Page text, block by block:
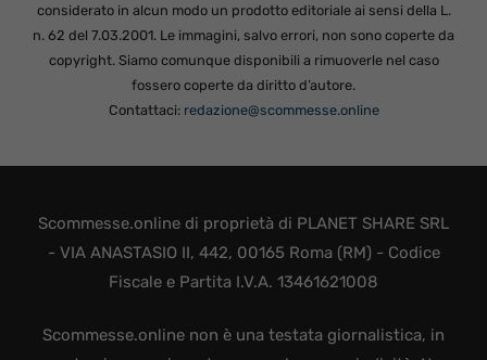
considerato in alcun modo un prodotto editoriale ai sensi della L.
n. 62 del 7.03.2001. Le immagini, salvo errori, non sono coperte da
copyright. Siamo comunque disponibili a rimuoverle nel caso
fossero coperte da diritto d’autore.
Contattaci: redazione@scommesse.online
Scommesse.online di proprietà di PLANET SHARE SRL
- VIA ANASTASIO II, 442, 00165 Roma (RM) - Codice
Fiscale e Partita I.V.A. 13461621008
Scommesse.online non è una testata giornalistica, in